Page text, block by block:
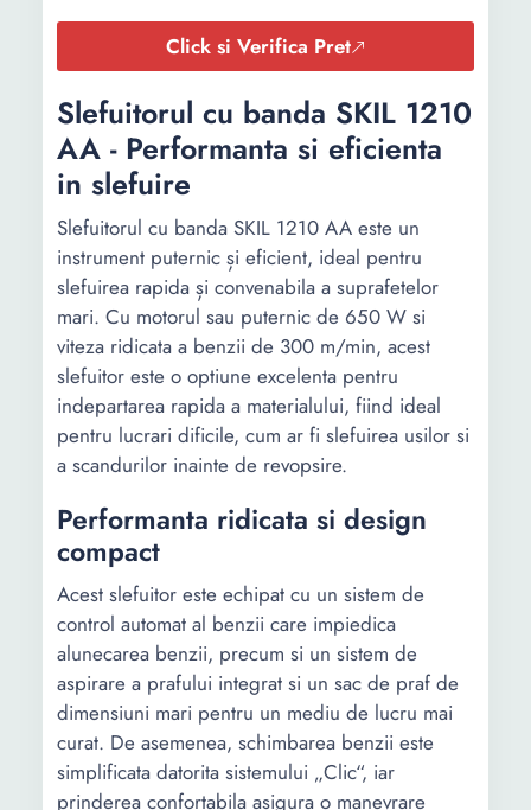
Click si Verifica Pret
Slefuitorul cu banda SKIL 1210
AA - Performanta si eficienta
in slefuire
Slefuitorul cu banda SKIL 1210 AA este un
instrument puternic și eficient, ideal pentru
slefuirea rapida și convenabila a suprafetelor
mari. Cu motorul sau puternic de 650 W si
viteza ridicata a benzii de 300 m/min, acest
slefuitor este o optiune excelenta pentru
indepartarea rapida a materialului, fiind ideal
pentru lucrari dificile, cum ar fi slefuirea usilor si
a scandurilor inainte de revopsire.
Performanta ridicata si design
compact
Acest slefuitor este echipat cu un sistem de
control automat al benzii care impiedica
alunecarea benzii, precum si un sistem de
aspirare a prafului integrat si un sac de praf de
dimensiuni mari pentru un mediu de lucru mai
curat. De asemenea, schimbarea benzii este
simplificata datorita sistemului „Clic“, iar
prinderea confortabila asigura o manevrare